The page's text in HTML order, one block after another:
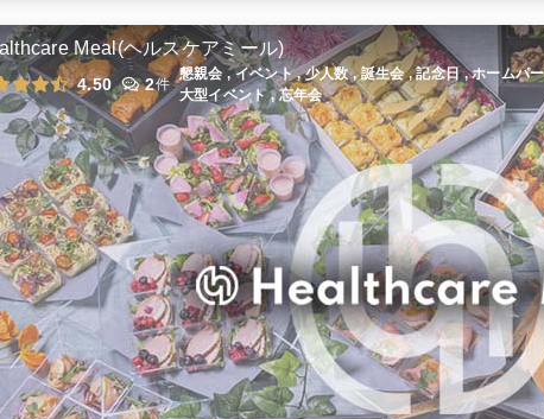
ベジタリアン・カリフォルニアカナ
ッペプラン
オードブル
2,190円/人
カジュアルカリフォルニアプラン
オードブル
2,840 円/人
全てのプランを見る（10件
Meal(ヘルスケアミール)
4.50 2件
懇親会 , イベント , 少人数 , 誕生会 , 記念日 , ホームパ
大型イベント , 忘年会